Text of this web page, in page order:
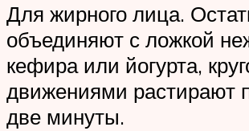
Для жирного лица.
объединяют с ложкой
кефира или йогурта,
движениями растирают
две минуты.